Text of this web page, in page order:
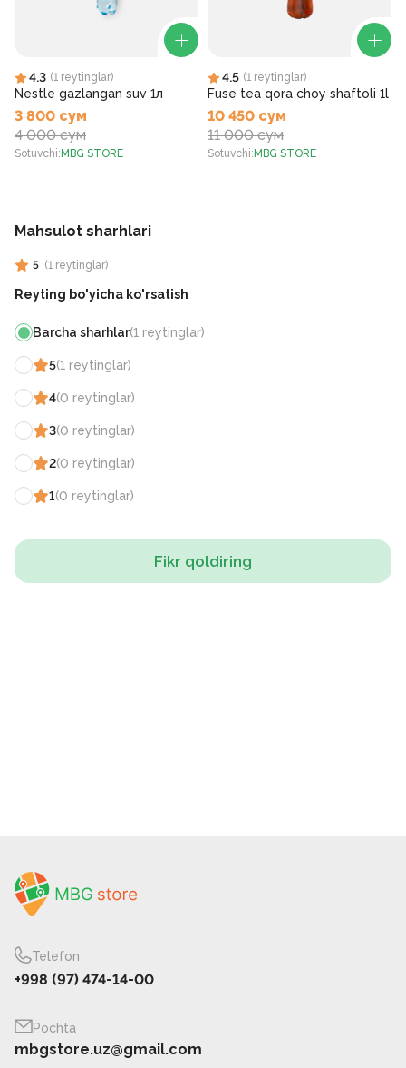
4.3 (1 reytinglar)
Nestle gazlangan suv 1л
3 800 сум
4 000 сум
Sotuvchi: MBG STORE
4.5 (1 reytinglar)
Fuse tea qora choy shaftoli 1l
10 450 сум
11 000 сум
Sotuvchi: MBG STORE
Mahsulot sharhlari
5 (1 reytinglar)
Reyting bo'yicha ko'rsatish
Barcha sharhlar(1 reytinglar)
5(1 reytinglar)
4(0 reytinglar)
3(0 reytinglar)
2(0 reytinglar)
1(0 reytinglar)
Fikr qoldiring
Telefon
+998 (97) 474-14-00
Pochta
mbgstore.uz@gmail.com